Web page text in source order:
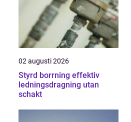
02 augusti 2026
Styrd borrning effektiv
ledningsdragning utan
schakt